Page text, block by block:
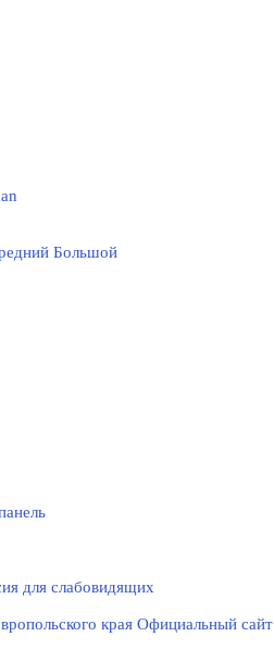
Большой
для слабовидящих
края Официальный сайт